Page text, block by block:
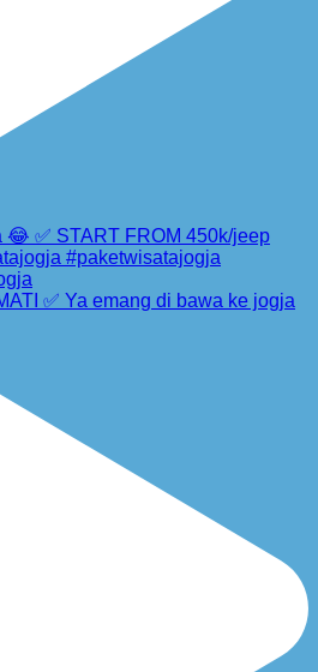
✅ Ya emang di bawa ke jogja